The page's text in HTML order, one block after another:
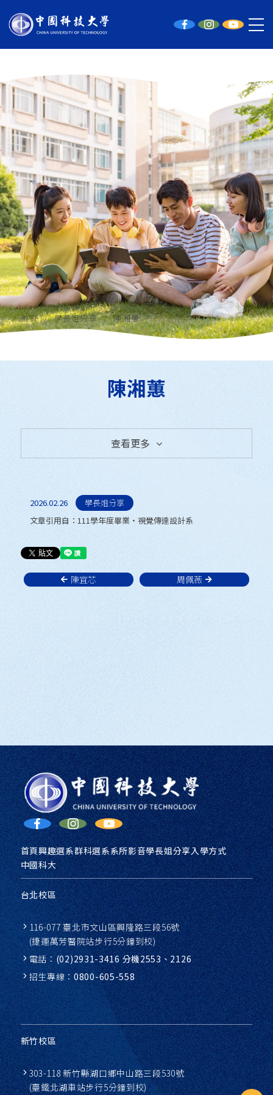
首頁 學長姐分享 陳湘蕙
陳湘蕙
查看更多
學長姐分享
2026.02.26
學長姐分享
文章引用自： 111學年度畢業‧視覺傳達設計系
陳宜芯 周佩薇
首頁興趣選系群科選系系所影音學長姐分享入學方式
中國科大
台北校區
116-077 臺北市文山區興隆路三段56號
(捷運萬芳醫院站步行5分鐘到校)
電話： (02)2931-3416 分機2553、2126
招生專線：0800-605-558
新竹校區
303-118 新竹縣湖口鄉中山路三段530號
(臺鐵北湖車站步行5分鐘到校)